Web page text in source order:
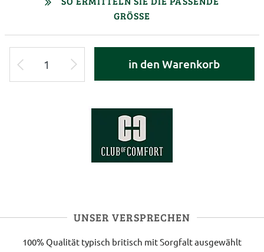
GRÖSSE
in den Warenkorb
UNSER VERSPRECHEN
100% Qualität typisch britisch mit Sorgfalt ausgewählt